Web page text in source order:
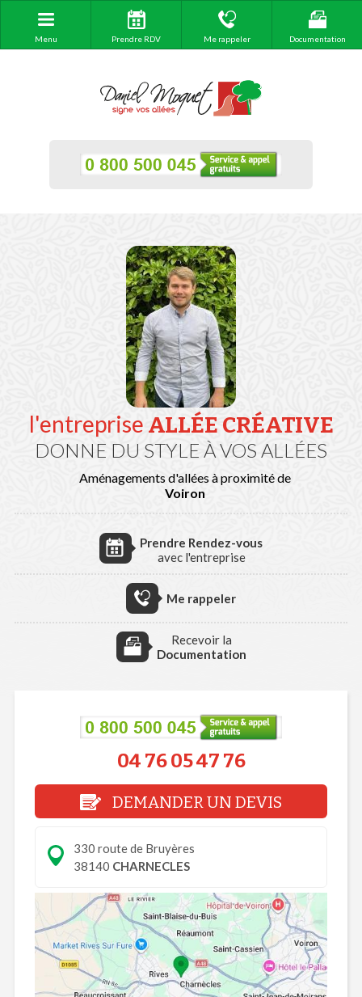
Menu Prendre RDV Me rappeler Documentation
l'entreprise ALLÉE CRÉATIVE
DONNE DU STYLE À VOS ALLÉES
Aménagements d'allées à proximité de
Voiron
Prendre Rendez-vous
avec l'entreprise
Me rappeler
Recevoir la
Documentation
04 76 05 47 76
DEMANDER UN DEVIS
330 route de Bruyères
38140 CHARNECLES